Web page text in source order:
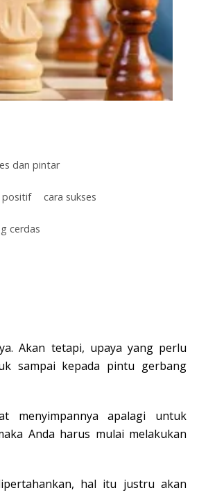
dan pintar
positif cara sukses
cerdas
Akan tetapi, upaya yang perlu
sampai kepada pintu gerbang
menyimpannya apalagi untuk
Anda harus mulai melakukan
hal itu justru akan